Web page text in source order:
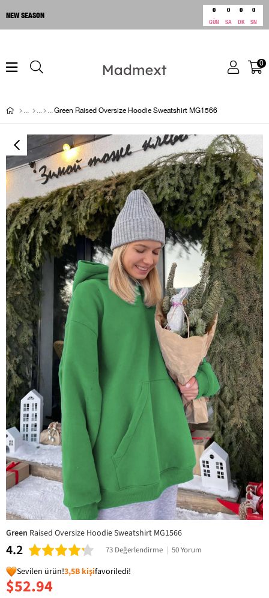
NEW SEASON
0
GÜN
0
SA
0
DK
0
SN
0
Green Raised Oversize Hoodie Sweatshirt MG1566
Green Raised Oversize Hoodie Sweatshirt MG1566
4.2 73 Değerlendirme | 50 Yorum
Sevilen ürün!3,5B kişifavoriledi!
$52.94